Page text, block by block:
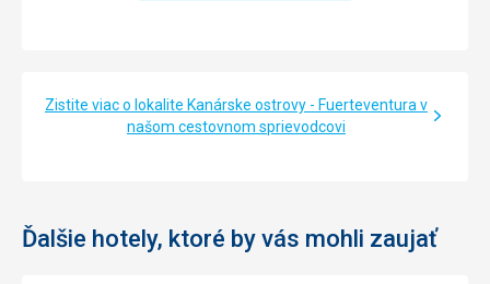
Zistite viac o lokalite Kanárske ostrovy - Fuerteventura v
našom cestovnom sprievodcovi
Ďalšie hotely, ktoré by vás mohli zaujať